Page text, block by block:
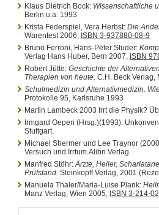
Klaus Dietrich Bock: Wissenschaftliche
Berlin u.a. 1993
Krista Federspiel, Vera Herbst: Die
Warentest 2006, ISBN 3-937880-08-9
Bruno Ferroni, Hans-Peter Studer:
Verlag Hans Huber, Bern 2007, ISBN
Robert Jütte: Geschichte der
Therapien von heute. C.H. Beck Verlag,
Schulmedizin und Alternativmedizin.
Protokolle 95, Karlsruhe 1993
Martin Lambeck 2003 Irrt die Physik?
Irmgard Oepen (Hrsg.)(1993):
Stuttgart.
Michael Shermer und Lee Traynor
Versuch und Irrtum.Alibri Verlag
Manfred Stöhr:Ärzte, Heiler,
Prüfstand. Steinkopff Verlag, 2001
Manuela Thaler/Maria-Luise Plank:
Manz Verlag, Wien 2005, ISBN 3-214-